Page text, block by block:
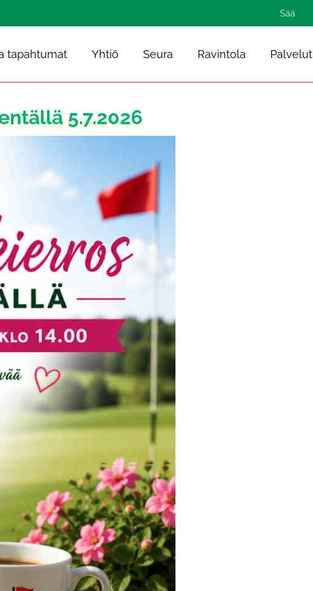
Sää
tapahtumat Yhtiö Seura Ravintola Palvelut
5.7.2026